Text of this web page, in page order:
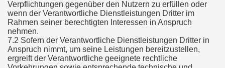
Verpflichtungen gegenüber den Nutzern zu erfüllen oder
wenn der Verantwortliche Dienstleistungen Dritter im
Rahmen seiner berechtigten Interessen in Anspruch
nehmen.
7.2 Sofern der Verantwortliche Dienstleistungen Dritter in
Anspruch nimmt, um seine Leistungen bereitzustellen,
ergreift der Verantwortliche geeignete rechtliche